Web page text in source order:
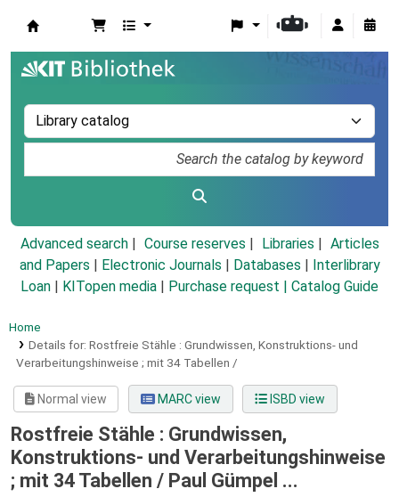
Advanced search Course reserves Libraries
Articles
and Papers
Electronic Journals Databases
Interlibrary
Loan
KITopen media Purchase request | Catalog Guide
Home
Details for: Rostfreie Stähle : Grundwissen, Konstruktions- und
Verarbeitungshinweise ; mit 34 Tabellen /
Normal view MARC view ISBD view
Rostfreie Stähle : Grundwissen,
Konstruktions- und Verarbeitungshinweise
; mit 34 Tabellen / Paul Gümpel ...